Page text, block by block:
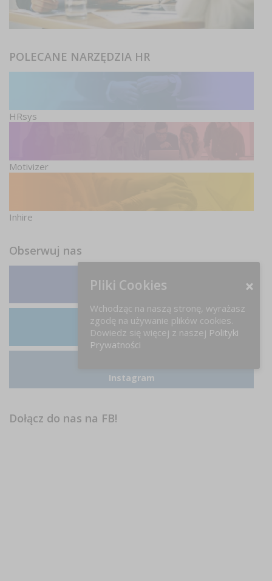
POLECANE NARZĘDZIA HR
HRsys
Motivizer
Inhire
Obserwuj nas
Facebook
LinkedIn
Instagram
Dołącz do nas na FB!
Pliki Cookies
Wchodząc na naszą stronę, wyrażasz
zgodę na używanie plików cookies.
Dowiedz się więcej z naszej Polityki
Prywatności